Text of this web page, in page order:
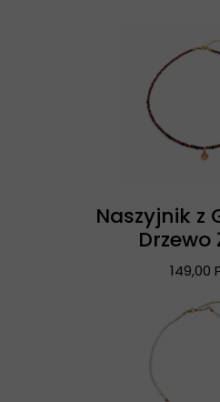
Naszyjnik z
Drzewo
149,00